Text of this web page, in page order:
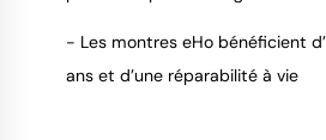
- Les montres eHo bénéficient
ans et d’une réparabilité à vie